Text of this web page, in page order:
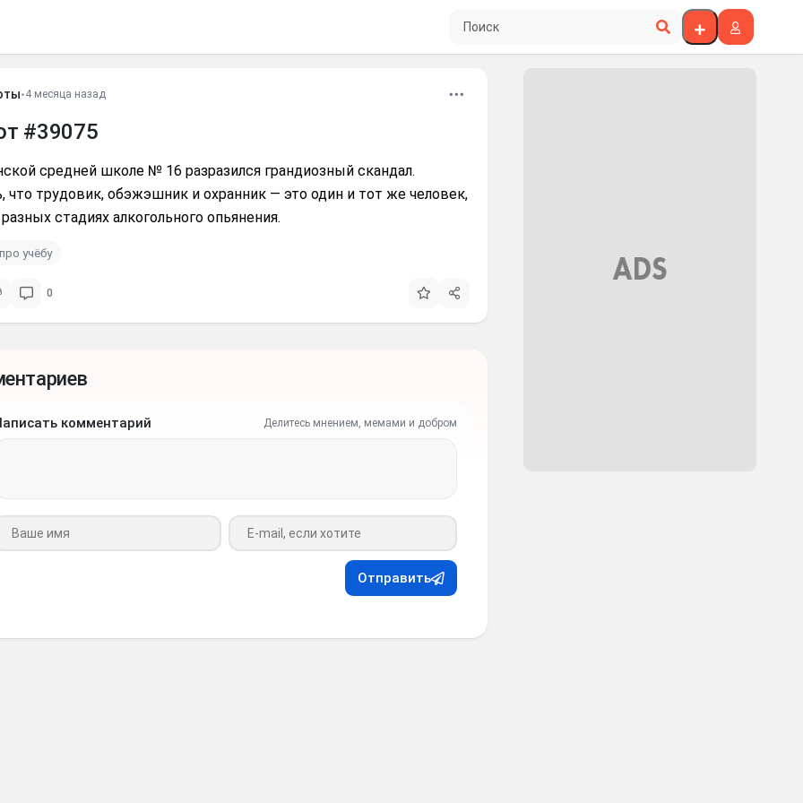
Поиск по сайту
•4 месяца назад
#39075
средней школе № 16 разразился грандиозный скандал.
что трудовик, обэжэшник и охранник — это один и тот же человек,
стадиях алкогольного опьянения.
учёбу
0
комментарий Делитесь мнением, мемами и добром
имя Ваш e-mail
Отправить